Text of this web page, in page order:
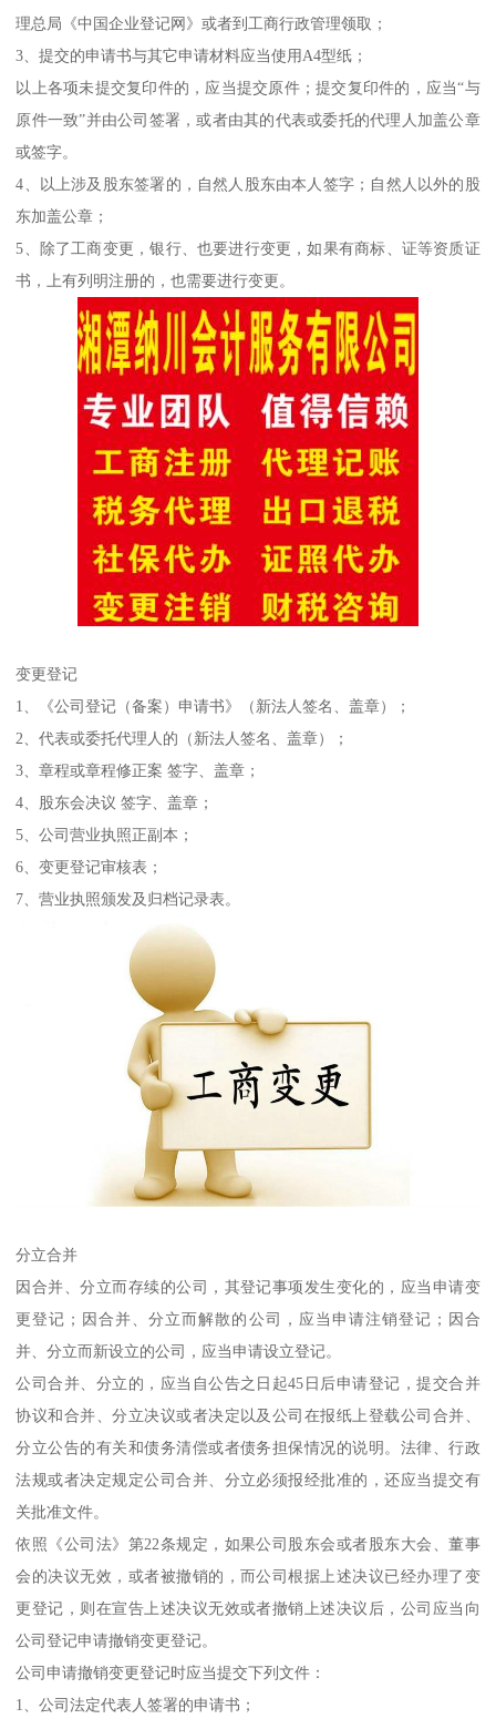
理总局《中国企业登记网》或者到工商行政管理领取；
3、提交的申请书与其它申请材料应当使用A4型纸；
以上各项未提交复印件的，应当提交原件；提交复印件的，应当“与
原件一致”并由公司签署，或者由其的代表或委托的代理人加盖公章
或签字。
4、以上涉及股东签署的，自然人股东由本人签字；自然人以外的股
东加盖公章；
5、除了工商变更，银行、也要进行变更，如果有商标、证等资质证
书，上有列明注册的，也需要进行变更。
变更登记
1、《公司登记（备案）申请书》（新法人签名、盖章）；
2、代表或委托代理人的（新法人签名、盖章）；
3、章程或章程修正案 签字、盖章；
4、股东会决议 签字、盖章；
5、公司营业执照正副本；
6、变更登记审核表；
7、营业执照颁发及归档记录表。
分立合并
因合并、分立而存续的公司，其登记事项发生变化的，应当申请变
更登记；因合并、分立而解散的公司，应当申请注销登记；因合
并、分立而新设立的公司，应当申请设立登记。
公司合并、分立的，应当自公告之日起45日后申请登记，提交合并
协议和合并、分立决议或者决定以及公司在报纸上登载公司合并、
分立公告的有关和债务清偿或者债务担保情况的说明。法律、行政
法规或者决定规定公司合并、分立必须报经批准的，还应当提交有
关批准文件。
依照《公司法》第22条规定，如果公司股东会或者股东大会、董事
会的决议无效，或者被撤销的，而公司根据上述决议已经办理了变
更登记，则在宣告上述决议无效或者撤销上述决议后，公司应当向
公司登记申请撤销变更登记。
公司申请撤销变更登记时应当提交下列文件：
1、公司法定代表人签署的申请书；